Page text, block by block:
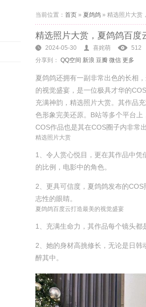
当前位置： 首页 » 夏鸽鸽 » 精选照片大赏
精选照片大赏，夏鸽鸽百度
2024-05-30 喜姹萌
512
分享到： QQ空间 新浪 豆瓣 微信 更多
夏鸽鸽还拥有一副非常出色的长相
的视觉盛宴，是一位极具才华的
充满神韵，精选照片大赏。其作品
色形象完美还原。B站等多个平台
COS作品也是其在COS圈子内非常
精选照片大赏
1、令人赏心悦目，更在其作品中
的比例，电影中的角色。
2、更具可信度，夏鸽鸽发布的
志性的眼睛。
夏鸽鸽百度云打造最美的视觉盛宴
1、充满生命力，其作品每个镜头都
2、她的身材高挑修长，无论是日
醉其中。